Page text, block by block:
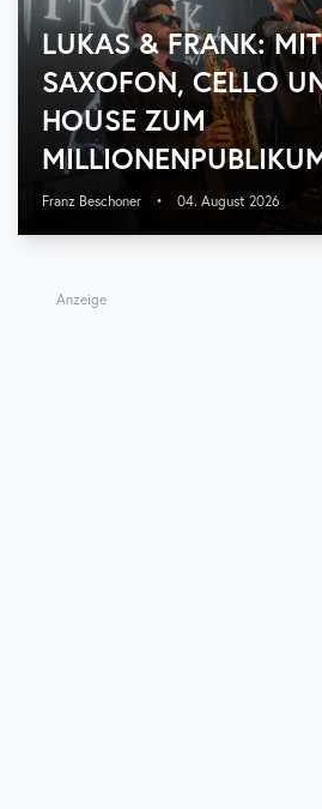
LUKAS & FRANK: MIT
SAXOFON, CELLO
HOUSE ZUM
Franz Beschoner • 04. August 2026
Anzeige